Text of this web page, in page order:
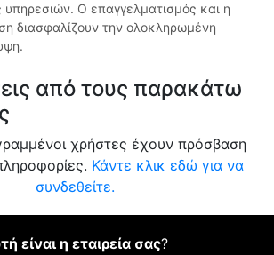
υπηρεσιών. Ο επαγγελματισμός και η
διασφαλίζουν την ολοκληρωμένη
από τους παρακάτω
χρήστες έχουν πρόσβαση
Κάντε κλικ εδώ για να
συνδεθείτε.
είναι η εταιρεία σας?